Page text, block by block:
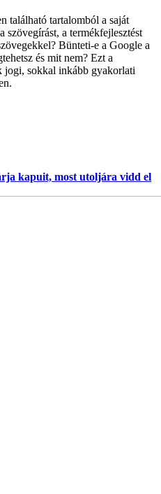
található tartalomból a saját
szövegírást, a termékfejlesztést
Bünteti-e a Google a
és mit nem? Ezt a
jogi, sokkal inkább gyakorlati
kapuit, most utoljára vidd el